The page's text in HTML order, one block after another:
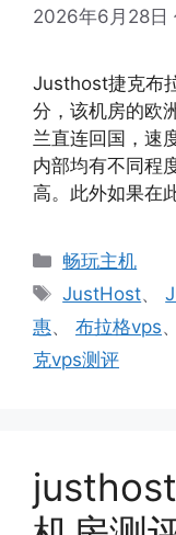
2026年6月28日
Justhost捷克布
分，该机房的欧
兰直连回国，速
内部均有不同程
高。此外如果在
分
类
畅玩主机
标
签
JustHost、
惠、 布拉格vps、
克vps测评